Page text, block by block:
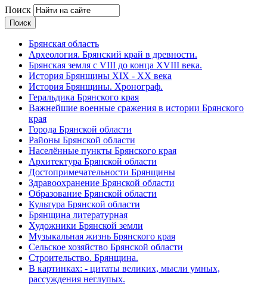
Поиск
Брянская область
Археология. Брянский край в древности.
Брянская земля с VIII до конца XVIII века.
История Брянщины XIX - XX века
История Брянщины. Хронограф.
Геральдика Брянского края
Важнейшие военные сражения в истории Брянского
края
Города Брянской области
Районы Брянской области
Населённые пункты Брянского края
Архитектура Брянской области
Достопримечательности Брянщины
Здравоохранение Брянской области
Образование Брянской области
Культура Брянской области
Брянщина литературная
Художники Брянской земли
Музыкальная жизнь Брянского края
Сельское хозяйство Брянской области
Строительство. Брянщина.
В картинках: - цитаты великих, мысли умных,
рассуждения неглупых.